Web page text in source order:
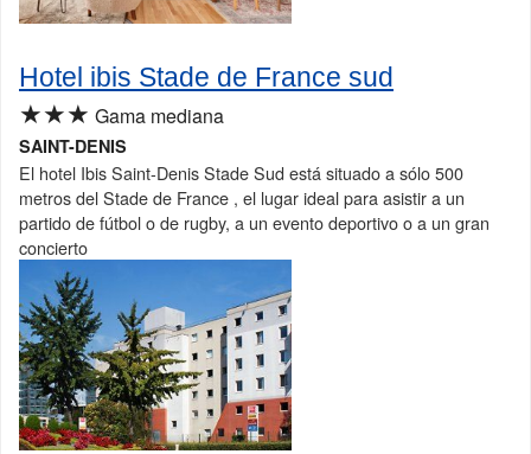
Hotel ibis Stade de France sud
★★★ Gama mediana
SAINT-DENIS
El hotel Ibis Saint-Denis Stade Sud está situado a sólo 500
metros del Stade de France , el lugar ideal para asistir a un
partido de fútbol o de rugby, a un evento deportivo o a un gran
concierto